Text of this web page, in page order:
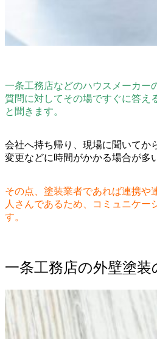
一条工務店などのハウスメーカー
質問に対してその場ですぐに答え
と聞きます。
会社へ持ち帰り、現場に聞いてか
変更などに時間がかかる場合が多
その点、塗装業者であれば連携や
人さんであるため、コミュニケー
す。
一条工務店の外壁塗装